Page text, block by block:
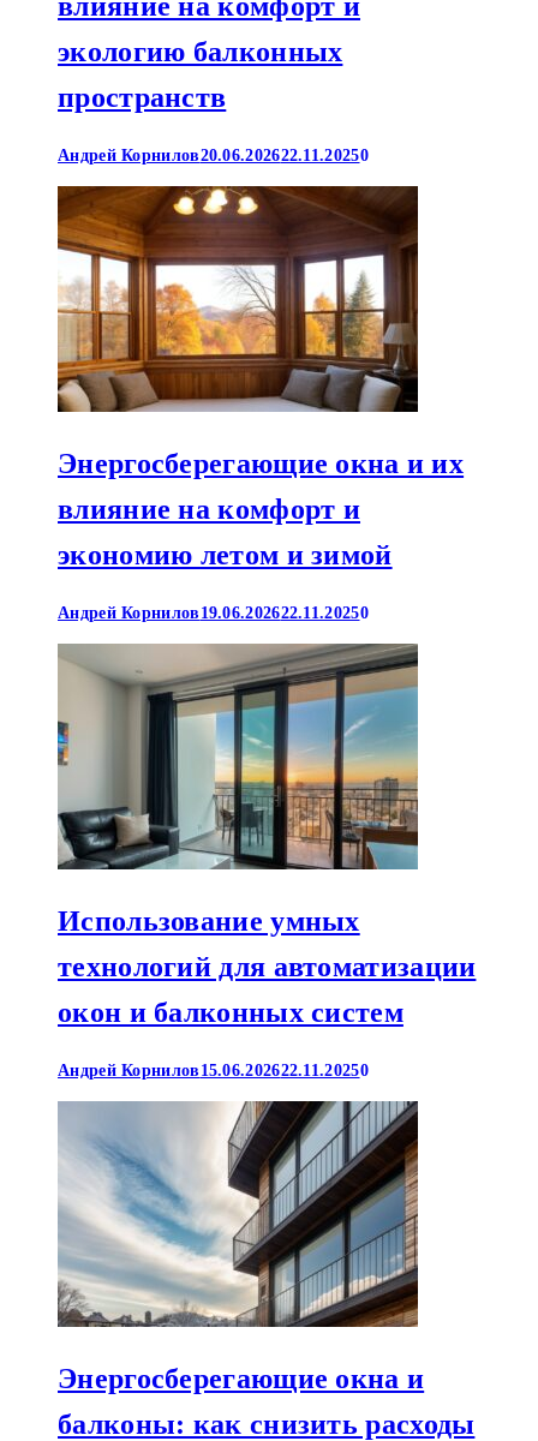
влияние на комфорт и
экологию балконных
пространств
Андрей Корнилов20.06.202622.11.20250
Энергосберегающие окна и их
влияние на комфорт и
экономию летом и зимой
Андрей Корнилов 19.06.202622.11.20250
Использование умных
технологий для автоматизации
окон и балконных систем
Андрей Корнилов 15.06.202622.11.20250
Энергосберегающие окна и
балконы: как снизить расходы